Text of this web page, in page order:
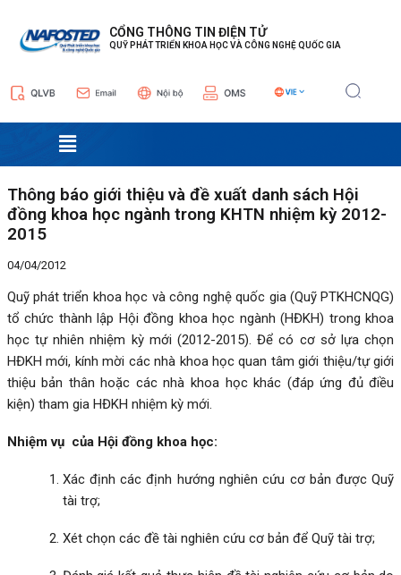
CỔNG THÔNG TIN ĐIỆN TỬ
QUỸ PHÁT TRIỂN KHOA HỌC VÀ CÔNG NGHỆ QUỐC GIA
Menu
Thông báo giới thiệu và đề xuất danh sách Hội
đồng khoa học ngành trong KHTN nhiệm kỳ 2012-
2015
04/04/2012
Quỹ phát triển khoa học và công nghệ quốc gia (Quỹ PTKHCNQG)
tổ chức thành lập Hội đồng khoa học ngành (HĐKH) trong khoa
học tự nhiên nhiệm kỳ mới (2012-2015). Để có cơ sở lựa chọn
HĐKH mới, kính mời các nhà khoa học quan tâm giới thiệu/tự giới
thiệu bản thân hoặc các nhà khoa học khác (đáp ứng đủ điều
kiện) tham gia HĐKH nhiệm kỳ mới.
Nhiệm vụ của Hội đồng khoa học:
Xác định các định hướng nghiên cứu cơ bản được Quỹ
tài trợ;
Xét chọn các đề tài nghiên cứu cơ bản để Quỹ tài trợ;
hướng
bài